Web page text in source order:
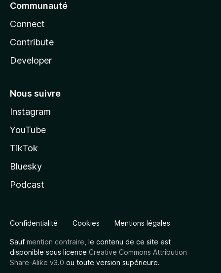
Communauté
Connect
Contribute
Developer
Nous suivre
Instagram
YouTube
TikTok
Bluesky
Podcast
Confidentialité Cookies Mentions légales
Sauf mention contraire , le contenu de ce site est
disponible sous licence Creative Commons Attribution
Share-Alike v3.0 ou toute version supérieure.